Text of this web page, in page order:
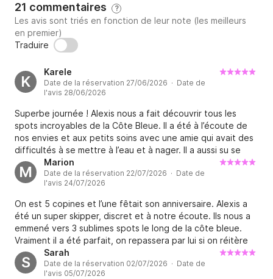
21 commentaires ?
Les avis sont triés en fonction de leur note (les meilleurs
en premier)
Traduire
K
Karele
Date de la réservation 27/06/2026 · Date de
l'avis 28/06/2026
Superbe journée ! Alexis nous a fait découvrir tous les
spots incroyables de la Côte Bleue. Il a été à l’écoute de
nos envies et aux petits soins avec une amie qui avait des
difficultés à se mettre à l’eau et à nager. Il a aussi su se
faire discret par moments pour nous laisser profiter
pleinement de cette journée entre amis. Nous
recommandons à 100 % !
M
Marion
Date de la réservation 22/07/2026 · Date de
l'avis 24/07/2026
On est 5 copines et l’une fêtait son anniversaire. Alexis a
été un super skipper, discret et à notre écoute. Ils nous a
emmené vers 3 sublimes spots le long de la côte bleue.
Vraiment il a été parfait, on repassera par lui si on réitère
cette expérience complètement à la hauteur de nos
attentes !
S
Sarah
Date de la réservation 02/07/2026 · Date de
l'avis 05/07/2026